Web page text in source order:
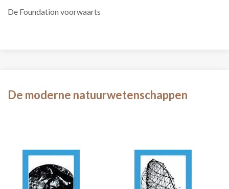
De Foundation voorwaarts
De moderne natuurwetenschappen